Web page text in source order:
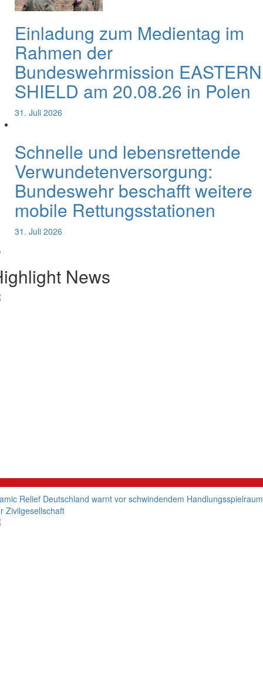
Einladung zum Medientag im
Rahmen der
Bundeswehrmission EASTERN
SHIELD am 20.08.26 in Polen
31. Juli 2026
Schnelle und lebensrettende
Verwundetenversorgung:
Bundeswehr beschafft weitere
mobile Rettungsstationen
31. Juli 2026
News
Relief Deutschland warnt vor schwindendem Handlungsspielraum
Zivilgesellschaft